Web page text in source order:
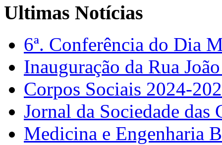
Ultimas Notícias
6ª. Conferência do Dia
Inauguração da Rua
Corpos Sociais 2024-
Jornal da Sociedade
Medicina e Engenharia